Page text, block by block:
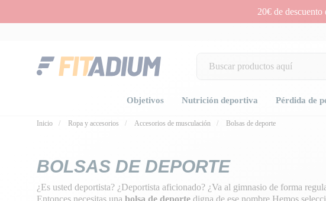
20€ de
Objetivos Nutrición deportiva Pérdida de
Inicio Ropa y accesorios Accesorios de musculación Bolsas de deporte
BOLSAS DE DEPORTE
¿Es usted deportista? ¿Deportista aficionado? ¿Va al gimnasio de forma
Entonces necesitas una bolsa de deporte digna de ese nombre Hemos